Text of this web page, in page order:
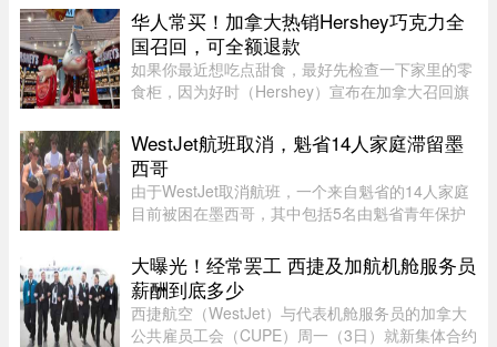
万元，直接切断了其资金来源，充分展现警方瓦解
犯罪网络的能力。警方介绍， ...
华人常买！加拿大热销Hershey巧克力全
国召回，可全额退款
如果你最近想吃点甜食，最好先检查一下家里的零
食柜，因为好时（Hershey）宣布在加拿大召回旗
Shutterstock.com8月1日，好时加拿大（Hershey
Canada）发布公告称，公司正在 ...
WestJet航班取消，魁省14人家庭滞留墨
西哥
由于WestJet取消航班，一个来自魁省的14人家庭
目前被困在墨西哥，其中包括5名由魁省青年保护
Josée Pelletier表示，一家人原定周一返程，却在
起飞前数小时收到航班取消 ...
大曝光！经常罢工 西捷及加航机舱服务员
薪酬到底多少
西捷航空（WestJet）与代表机舱服务员的加拿大
公共雇员工会（CUPE）周一（3日）就新集体合约